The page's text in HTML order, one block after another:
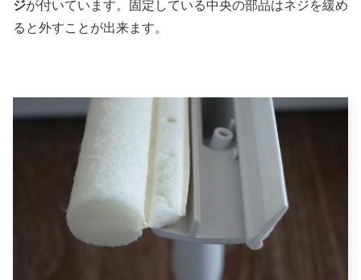
ジが付いています。固定している中央の部品はネジを緩め
ると外すことが出来ます。